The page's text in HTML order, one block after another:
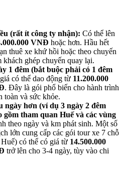
(rất ít công ty nhận): Có thể lên
VNĐ hoặc hơn. Hầu hết
thuê xe khứ hồi hoặc theo chuyến
ghép chuyến quay lại.
1 đêm (bắt buộc phải có 1 đêm
có thể dao động từ 11.200.000
. Đây là gói phổ biến cho hành trình
toàn và sức khỏe.
ngày hơn (ví dụ 3 ngày 2 đêm
gồm tham quan Huế và các vùng
theo ngày và km phát sinh. Một số
lớn cung cấp các gói tour xe 7 chỗ
có thể có giá từ 14.500.000
trở lên cho 3-4 ngày, tùy vào chi